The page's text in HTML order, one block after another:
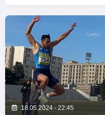
18.05.2024 - 22:45